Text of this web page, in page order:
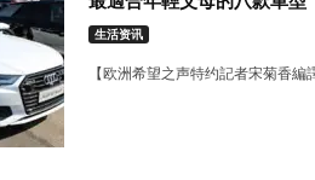
生活资讯
【欧洲希望之声特约記者宋菊香編